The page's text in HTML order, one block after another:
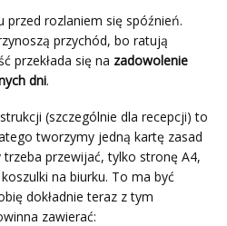
przed rozlaniem się spóźnień.
przychód, bo ratują
przekłada się na zadowolenie
dni.
(szczególnie dla recepcji) to
tworzymy jedną kartę zasad
przewijać, tylko stronę A4,
na biurku. To ma być
dokładnie teraz z tym
zawierać: